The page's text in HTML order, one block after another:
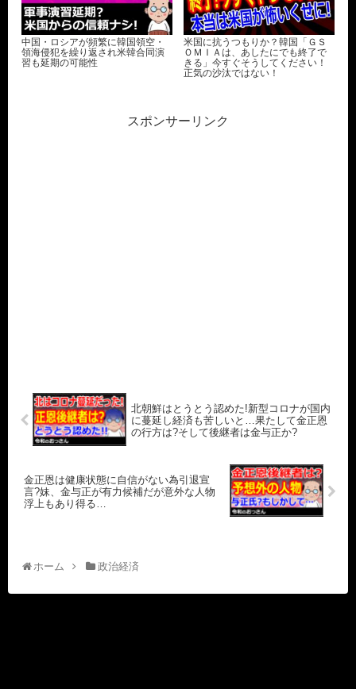
中国・ロシアが頻繁に韓国領空・
領海侵犯を繰り返され米韓合同演
習も延期の可能性
米国に抗うつもりか？韓国「ＧＳ
ＯＭＩＡは、あしたにでも終了で
きる」今すぐそうしてください！
正気の沙汰ではない！
スポンサーリンク
北朝鮮はとうとう認めた!新型コロナが国内
に蔓延し経済も苦しいと…果たして金正恩
の行方は?そして後継者は金与正か?
金正恩は健康状態に自信がない為引退宣
言?妹、金与正が有力候補だが意外な人物
浮上もあり得る…
ホーム 政治経済